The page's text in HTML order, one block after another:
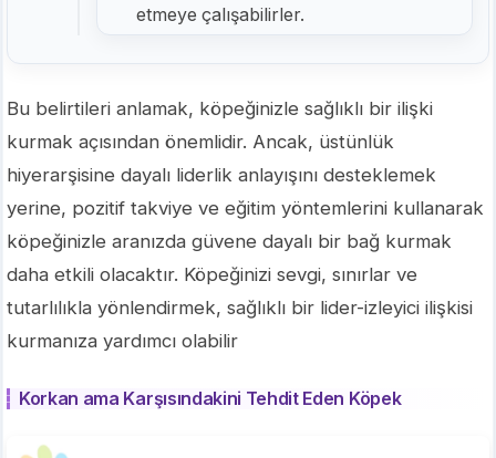
etmeye çalışabilirler.
Bu belirtileri anlamak, köpeğinizle sağlıklı bir ilişki
kurmak açısından önemlidir. Ancak, üstünlük
hiyerarşisine dayalı liderlik anlayışını desteklemek
yerine, pozitif takviye ve eğitim yöntemlerini kullanarak
köpeğinizle aranızda güvene dayalı bir bağ kurmak
daha etkili olacaktır. Köpeğinizi sevgi, sınırlar ve
tutarlılıkla yönlendirmek, sağlıklı bir lider-izleyici ilişkisi
kurmanıza yardımcı olabilir
Korkan ama Karşısındakini Tehdit Eden Köpek